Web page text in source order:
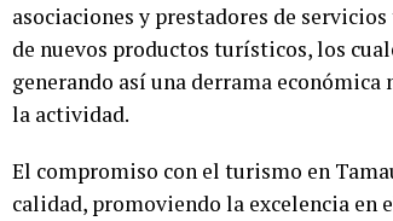
asociaciones y prestadores de
de nuevos productos turísticos, los
generando así una derrama
la actividad.
El compromiso con el turismo en
calidad, promoviendo la excelencia en